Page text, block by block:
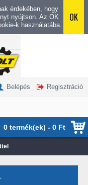
érdekében, hogy
nyújtson. Az OK
k használatába.
OK
0 termék(ek) - 0 Ft
Belépés Regisztráció